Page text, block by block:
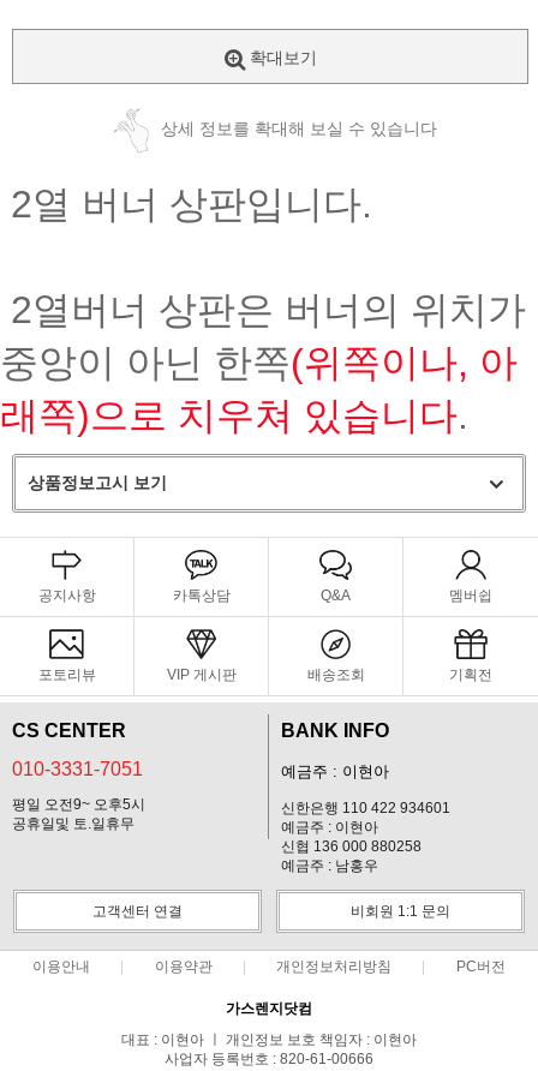
확대보기
상세 정보를 확대해 보실 수 있습니다
2열 버너 상판입니다.
2열버너 상판은 버너의 위치가
중앙이 아닌 한쪽(위쪽이나, 아
래쪽)으로 치우쳐 있습니다.
상품정보고시 보기
공지사항 카톡상담 Q&A 멤버쉽
포토리뷰 VIP 게시판 배송조회 기획전
CS CENTER
010-3331-7051
평일 오전9~ 오후5시
공휴일및 토.일휴무
BANK INFO
예금주 : 이현아
신한은행 110 422 934601
예금주 : 이현아
신협 136 000 880258
예금주 : 남홍우
고객센터 연결 비회원 1:1 문의
이용안내 이용약관 개인정보처리방침 PC버전
가스렌지닷컴
대표 : 이현아 ㅣ 개인정보 보호 책임자 : 이현아
사업자 등록번호 : 820-61-00666